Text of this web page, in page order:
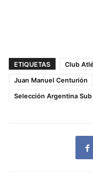
ETIQUETAS Club
Juan Manuel Centurión
Selección Argentina Sub